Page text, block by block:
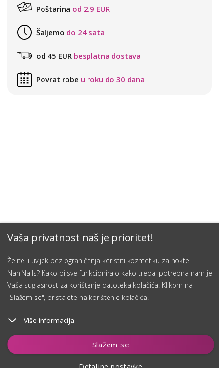
Vaša privatnost naš je prioritet!
Želite li uvijek bez ograničenja koristiti kozmetiku za nokte
NaniNails? Kako bi sve funkcioniralo kako treba, potrebna nam je
Vaša suglasnost za korištenje datoteka kolačića. Klikom na
"Slažem se", pristajete na korištenje kolačića.
Više informacija
Slažem se
Dodaj u košaricu
Poštarina od 2.9 EUR
Šaljemo do 24 sata
od 45 EUR besplatna dostava
Povrat robe u roku do 30 dana